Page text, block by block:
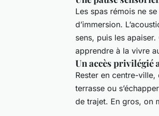
Les spas rémois ne
d’immersion.
sens, puis les
apprendre à la vivre
Un accès privilégié
Rester en centre-ville,
terrasse ou
de trajet. En gros, on